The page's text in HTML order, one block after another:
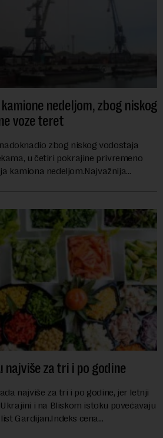
nedeljom, zbog niskog
voze teret
zbog niskog vodostaja
u četiri pokrajine privremeno
kamiona nedeljom.Najvažnija
najviše za tri i po godine
najviše za tri i po godine, jer letnji
i na Bliskom istoku povećavaju
Gardijan.Indeks cena